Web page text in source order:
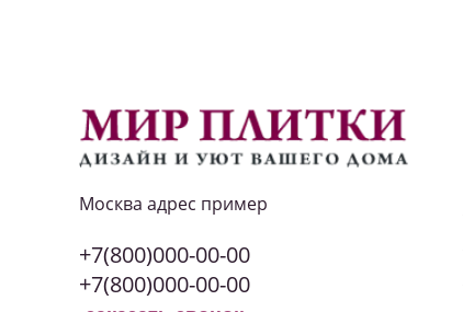
Москва адрес пример
+7(800)000-00-00
+7(800)000-00-00